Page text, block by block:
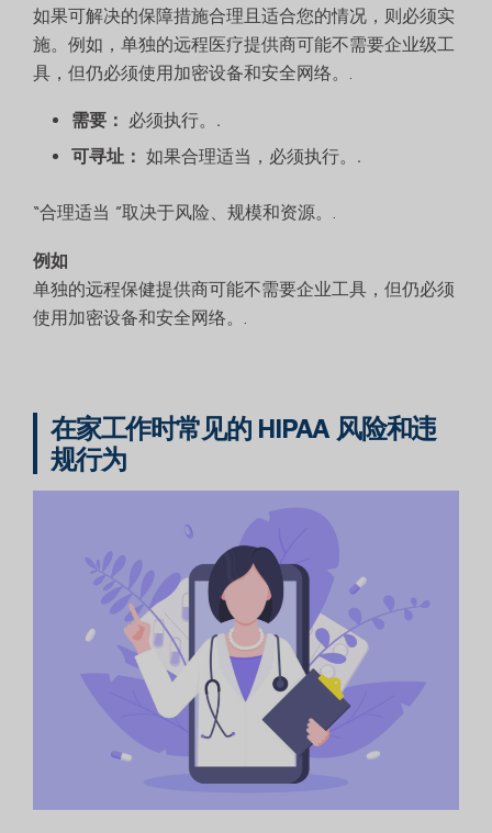
如果可解决的保障措施合理且适合您的情况，则必须实
施。例如，单独的远程医疗提供商可能不需要企业级工
具，但仍必须使用加密设备和安全网络。.
需要： 必须执行。.
可寻址： 如果合理适当，必须执行。.
“合理适当 ”取决于风险、规模和资源。.
例如
单独的远程保健提供商可能不需要企业工具，但仍必须
使用加密设备和安全网络。.
在家工作时常见的 HIPAA 风险和违
规行为